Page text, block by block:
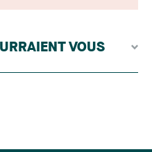
juridiques et de
de praticiens
provenant de
distinction
VOUS